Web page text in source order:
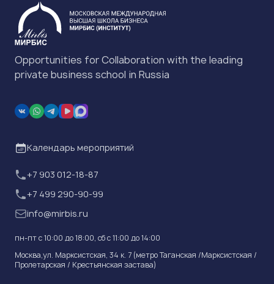
Opportunities for Collaboration with the leading
private business school in Russia
Календарь мероприятий
+7 903 012-18-87
+7 499 290-90-99
info@mirbis.ru
пн-пт с 10:00 до 18:00, cб с 11:00 до 14:00
Москва,ул. Марксистская, 34 к. 7 (метро Таганская /Марксистская /
Пролетарская / Крестьянская застава)